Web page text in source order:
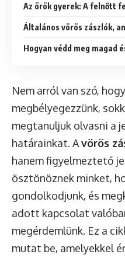
Az örök gyerek: A felnőtt
Általános vörös zászlók,
Hogyan védd meg magad
Nem arról van szó,
megbélyegezzünk,
megtanuljuk olvasni a
határainkat. Avörös
hanem figyelmeztető
ösztönöznek minket,
gondolkodjunk, és
adott kapcsolat
megérdemlünk. Ez a
mutat be, amelyekkel